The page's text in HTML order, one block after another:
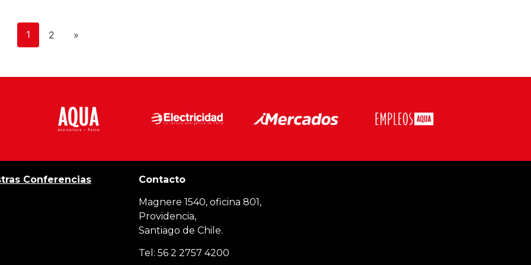
1 2 »
Conferencias Contacto
Magnere 1540, oficina 801,
Providencia,
Santiago de Chile.
Tel: 56 2 2757 4200